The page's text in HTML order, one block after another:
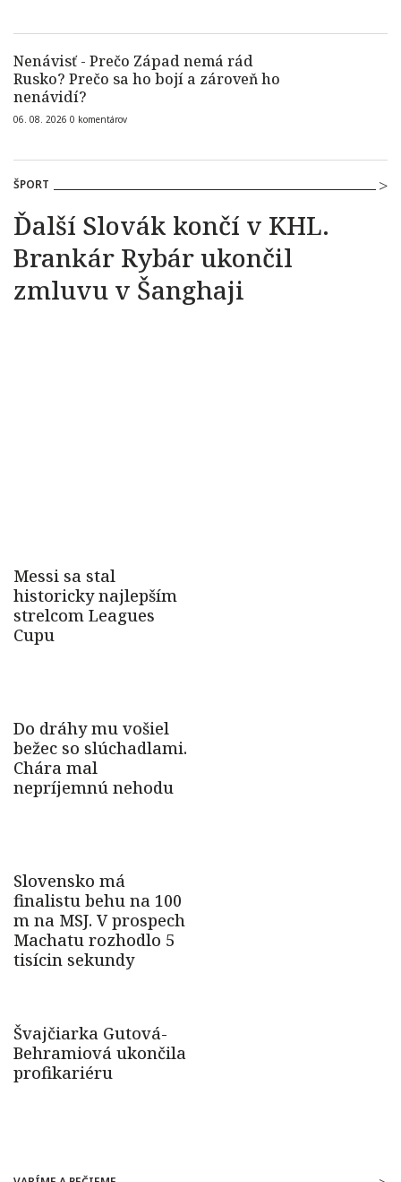
Nenávisť - Prečo Západ nemá rád
Rusko? Prečo sa ho bojí a zároveň ho
nenávidí?
06. 08. 2026 0 komentárov
ŠPORT